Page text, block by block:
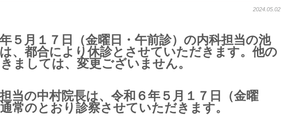
2024.05.02
５月１７日（金曜日・午前診）の内科担当の池
、都合により休診とさせていただきます。他の
ましては、変更ございません。
当の中村院長は、令和６年５月１７日（金曜
常のとおり診察させていただきます。